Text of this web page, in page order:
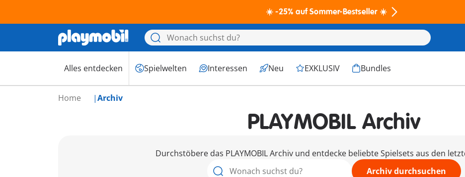
☀️ -25% auf Sommer-Bestseller ☀️
Alles entdecken Spielwelten Interessen Neu EXKLUSIV Bundles
Home Archiv
PLAYMOBIL Archiv
Durchstöbere das PLAYMOBIL Archiv und entdecke beliebte Spielsets aus den
Archiv durchsuchen